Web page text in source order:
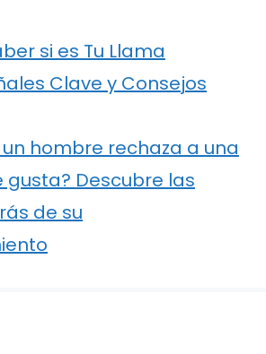
si es Tu Llama
Clave y Consejos
un hombre rechaza a una
gusta? Descubre las
de su